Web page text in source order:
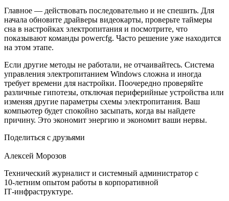
Главное — действовать последовательно и не спешить. Для
начала обновите драйверы видеокарты, проверьте таймеры
сна в настройках электропитания и посмотрите, что
показывают команды powercfg. Часто решение уже находится
на этом этапе.
Если другие методы не работали, не отчаивайтесь. Система
управления электропитанием Windows сложна и иногда
требует времени для настройки. Поочередно проверяйте
различные гипотезы, отключая периферийные устройства или
изменяя другие параметры схемы электропитания. Ваш
компьютер будет спокойно засыпать, когда вы найдете
причину. Это экономит энергию и экономит ваши нервы.
Поделиться с друзьями
Алексей Морозов
Технический журналист и системный администратор с
10‑летним опытом работы в корпоративной
IT‑инфраструктуре.